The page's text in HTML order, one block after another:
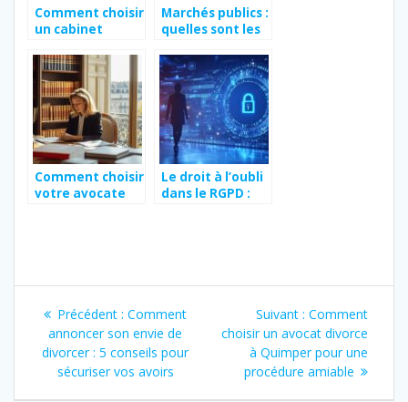
Comment choisir
un cabinet
spécialisé en
dommage
corporel après
un accident ?
Marchés publics :
quelles sont les
personnes
morales de droit
public ?
Comment choisir
votre avocate
Le droit à l’oubli
dans le RGPD :
Navigation
de
l’article
Précédent : Article
précédent
:
Comment
annoncer son envie de
divorcer : 5 conseils pour
sécuriser vos avoirs
Suivant : Article
suivant
:
Comment
choisir un avocat divorce
à Quimper pour une
procédure amiable